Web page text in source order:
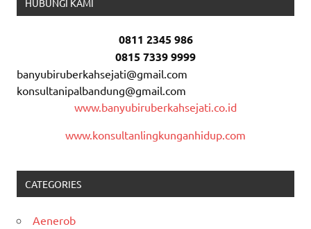
HUBUNGI KAMI
0811 2345 986
0815 7339 9999
banyubiruberkahsejati@gmail.com
konsultanipalbandung@gmail.com
www.banyubiruberkahsejati.co.id
www.konsultanlingkunganhidup.com
CATEGORIES
Aenerob